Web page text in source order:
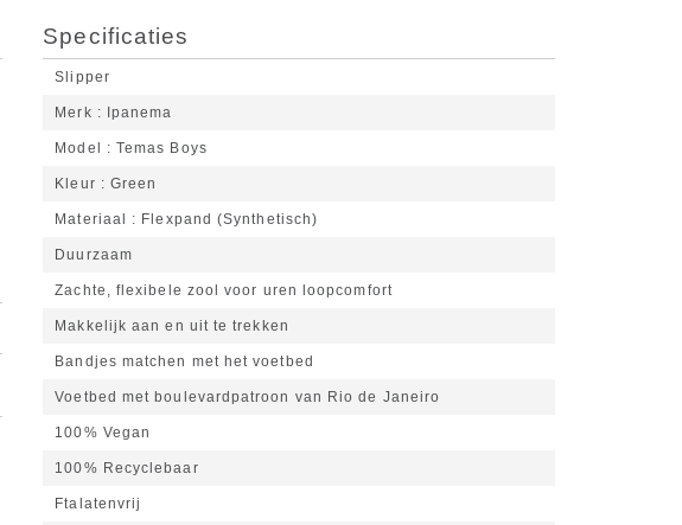
Specificaties
Slipper
Merk Ipanema
Model Temas Boys
Kleur Green
Materiaal Flexpand (Synthetisch)
Duurzaam
Zachte, flexibele zool voor uren loopcomfort
Makkelijk aan en uit te trekken
Bandjes matchen met het voetbed
Voetbed met boulevardpatroon van Rio de Janeiro
100% Vegan
100% Recyclebaar
Ftalatenvrij